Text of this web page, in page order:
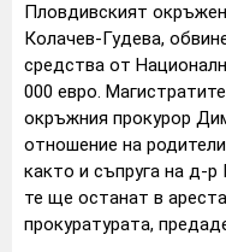
Пловдивският
Колачев-Гудева,
средства от
000 евро.
окръжния прокурор
отношение на
както и съпруга на д-р
те ще останат в
прокуратурата,